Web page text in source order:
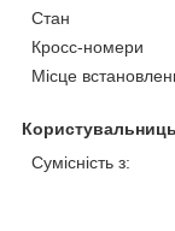
Стан
Кросс-номери
Місце
Сумісність з: